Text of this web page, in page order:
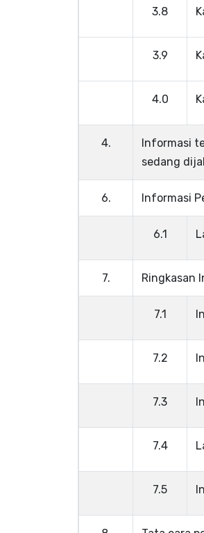
3.8
3.9
4.0
4.
Informasi
sedang
6. Informasi
6.1
7. Ringkasan
7.1
7.2
7.3
7.4
7.5